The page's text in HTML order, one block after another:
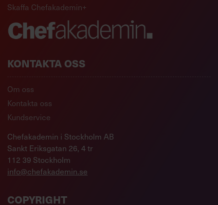
Skaffa Chefakademin+
KONTAKTA OSS
Om oss
Kontakta oss
Kundservice
Chefakademin i Stockholm AB
Sankt Eriksgatan 26, 4 tr
112 39 Stockholm
info@chefakademin.se
COPYRIGHT